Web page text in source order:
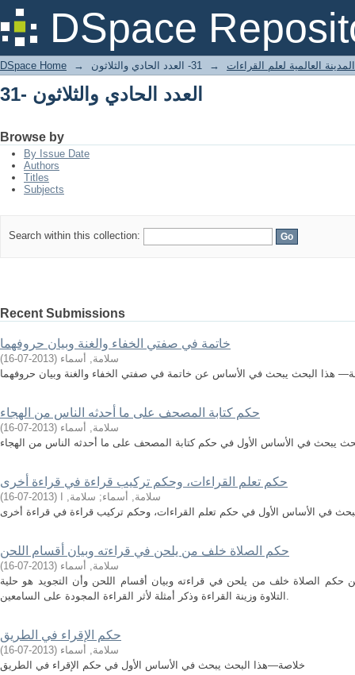
DSpace
31- العدد الحادي والثلاثون
DSpace Home → العالمية لعلم القراءات → 31- العدد الحادي والثلاثون
31- العدد الحادي والثلاثون
Browse by
By Issue Date
Authors
Titles
Subjects
Search within this collection:
Recent Submissions
خاتمة في صفتي الخفاء والغنة وبيان حروفهما
سلامة, أسماء (
2013-07-16
)
هذا البحث يبحث في الأساس عن خاتمة في صفتي الخفاء والغنة وبيان حروفهما
حكم كتابة المصحف على ما أحدثه الناس من الهجاء
سلامة, أسماء (
2013-07-16
)
يبحث في الأساس الأول في حكم كتابة المصحف على ما أحدثه الناس من الهجاء
حكم تعلم القراءات، وحكم تركيب قراءة في قراءة أخرى
سلامة, أسماء; سلامة, ا (
2013-07-16
)
في الأساس الأول في حكم تعلم القراءات، وحكم تركيب قراءة في قراءة أخرى
حكم الصلاة خلف من يلحن في قراءته وبيان أقسام اللحن
سلامة, أسماء (
2013-07-16
)
الصلاة خلف من يلحن في قراءته وبيان أقسام اللحن وأن التجويد هو حلية
التلاوة وزينة القراءة وذكر أمثلة لأثر القراءة المجودة على السامعين.
حكم الإقراء في الطريق
سلامة, أسماء (
2013-07-16
)
خلاصة—هذا البحث يبحث في الأساس الأول في حكم الإقراء في الطريق